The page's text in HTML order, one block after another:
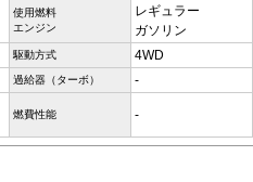
使用燃料
エンジン
レギュラー
ガソリン
駆動方式 4WD
過給器（ターボ） -
燃費性能 -